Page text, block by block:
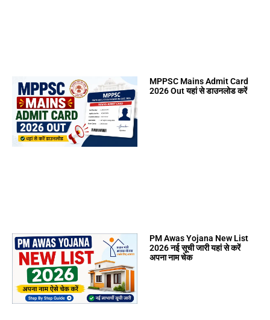
MPPSC Mains Admit Card
2026 Out यहां से डाउनलोड करें
PM Awas Yojana New List
2026 नई सूची जारी यहां से करें
अपना नाम चेक